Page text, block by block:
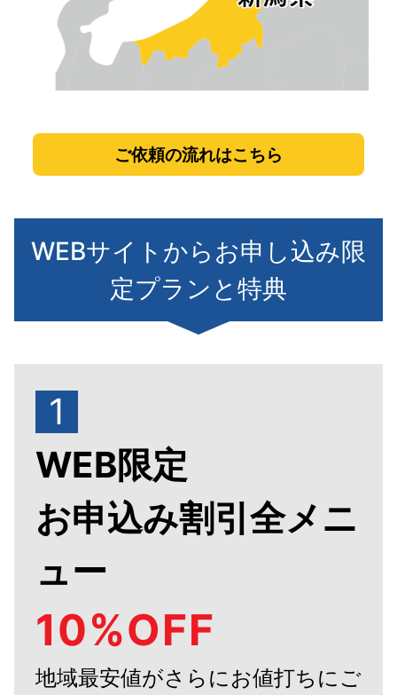
ご依頼の流れはこちら
WEBサイトからお申し込み限
定プランと特典
1
WEB限定
お申込み割引全メニ
ュー
10%OFF
地域最安値がさらにお値打ちにご